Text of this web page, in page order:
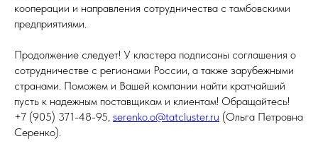
кооперации и направления сотрудничества с тамбовскими
предприятиями.
Продолжение следует! У кластера подписаны соглашения о
сотрудничестве с регионами России, а также зарубежными
странами. Поможем и Вашей компании найти кратчайший
пусть к надежным поставщикам и клиентам! Обращайтесь!
+7 (905) 371-48-95, serenko.o@tatcluster.ru (Ольга Петровна
Серенко).